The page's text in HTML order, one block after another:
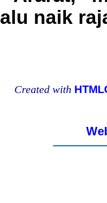
naik
Created with